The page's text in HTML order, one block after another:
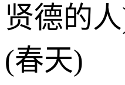
贤德的
(春天)